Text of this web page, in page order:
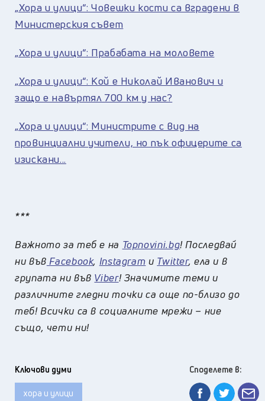
„Хора и улици“: Човешки кости са вградени в
Министерския съвет
„Хора и улици“: Прабабата на моловете
„Хора и улици“: Кой е Николай Иванович и
защо е навъртял 700 км у нас?
„Хора и улици“: Министрите с вид на
провинциални учители, но пък офицерите са
изискани...
***
Важното за теб е на Topnovini.bg! Последвай
ни във Facebook, Instagram и Twitter, ела и в
групата ни във Viber! Значимите теми и
различните гледни точки са още по-близо до
теб! Всички са в социалните мрежи – ние
също, чети ни!
Ключови думи
хора и улици
Споделете в: